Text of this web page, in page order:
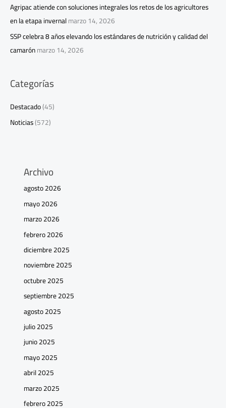
Agripac atiende con soluciones integrales los retos de los agricultores
en la etapa invernalmarzo 14, 2026
SSP celebra 8 años elevando los estándares de nutrición y calidad del
camarónmarzo 14, 2026
Categorías
Destacado(45)
Noticias(572)
Archivo
agosto 2026
mayo 2026
marzo 2026
febrero 2026
diciembre 2025
noviembre 2025
octubre 2025
septiembre 2025
agosto 2025
julio 2025
junio 2025
mayo 2025
abril 2025
marzo 2025
febrero 2025